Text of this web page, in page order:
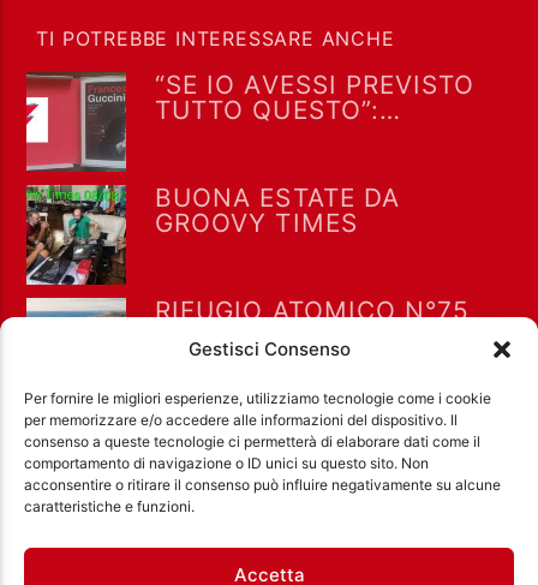
Gestisci Consenso
Per fornire le migliori esperienze, utilizziamo tecnologie come i cookie
per memorizzare e/o accedere alle informazioni del dispositivo. Il
consenso a queste tecnologie ci permetterà di elaborare dati come il
comportamento di navigazione o ID unici su questo sito. Non
acconsentire o ritirare il consenso può influire negativamente su alcune
caratteristiche e funzioni.
Accetta
TI POTREBBE INTERESSARE ANCHE
“SE IO AVESSI PREVISTO
TUTTO QUESTO”:
SATURDAY” DELL’8/8/2026
BUONA ESTATE DA
GROOVY TIMES
RIFUGIO ATOMICO N°75,
09/08/2026
Ass. Cult. Dissociazione - Codice fiscale:
Città Aperta via di Casal Bruciato 31/A, Roma